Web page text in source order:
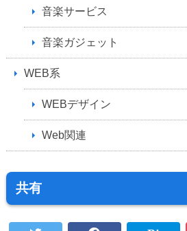
音楽サービス
音楽ガジェット
WEB系
WEBデザイン
Web関連
共有